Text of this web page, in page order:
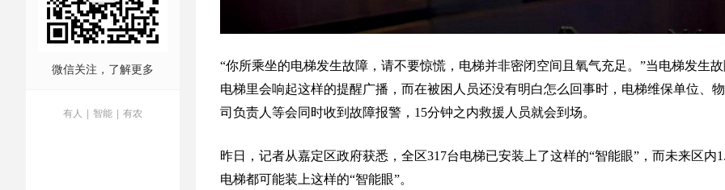
微信关注，了解更多
有人 | 智能 | 有农
“你所乘坐的电梯发生故障，请不要惊慌，电梯并非密闭空间且氧气充足。”当电梯发生
电梯里会响起这样的提醒广播，而在被困人员还没有明白怎么回事时，电梯维保单位、
司负责人等会同时收到故障报警，15分钟之内救援人员就会到场。
昨日，记者从嘉定区政府获悉，全区317台电梯已安装上了这样的“智能眼”，而未来区内
电梯都可能装上这样的“智能眼”。